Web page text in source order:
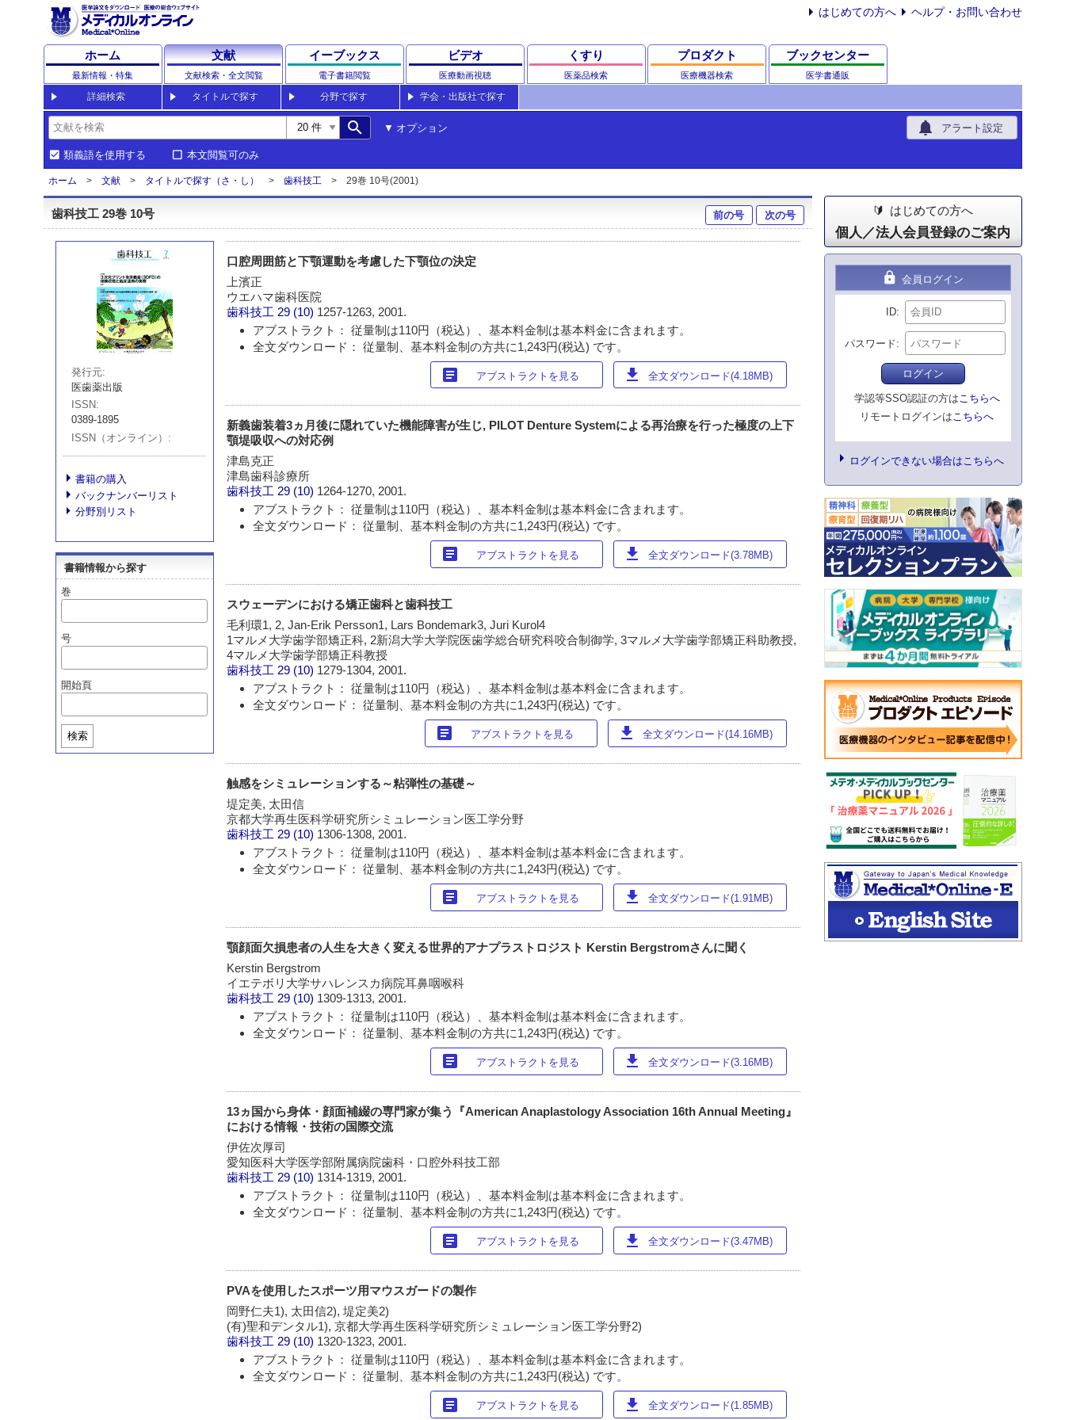
はじめての方へ ヘルプ・お問い合わせ
ホーム
最新情報・特集
文献
文献検索・全文閲覧
イーブックス
電子書籍閲覧
ビデオ
医療動画視聴
くすり
医薬品検索
プロダクト
医療機器検索
ブックセンター
医学書通販
詳細検索 タイトルで探す 分野で探す 学会・出版社で探す
search オプション notifications アラート設定
類義語を使用する 本文閲覧可のみ
ホーム 文献 タイトルで探す（さ・し） 歯科技工 29巻 10号(2001)
歯科技工 29巻 10号 前の号 次の号
発行元
医歯薬出版
ISSN
0389-1895
ISSN（オンライン）
書籍の購入
バックナンバーリスト
分野別リスト
書籍情報から探す
巻
号
開始頁
検索
口腔周囲筋と下顎運動を考慮した下顎位の決定
上濱正
ウエハマ歯科医院
歯科技工 29 (10) 1257-1263, 2001.
アブストラクト： 従量制は110円（税込）、基本料金制は基本料金に含まれます。
全文ダウンロード： 従量制、基本料金制の方共に1,243円(税込) です。
article アブストラクトを見る download 全文ダウンロード(4.18MB)
新義歯装着3ヵ月後に隠れていた機能障害が生じ, PILOT Denture Systemによる再治療を行った極度の上下
顎堤吸収への対応例
津島克正
津島歯科診療所
歯科技工 29 (10) 1264-1270, 2001.
アブストラクト： 従量制は110円（税込）、基本料金制は基本料金に含まれます。
全文ダウンロード： 従量制、基本料金制の方共に1,243円(税込) です。
article アブストラクトを見る download 全文ダウンロード(3.78MB)
スウェーデンにおける矯正歯科と歯科技工
毛利環1, 2, Jan-Erik Persson1, Lars Bondemark3, Juri Kurol4
1マルメ大学歯学部矯正科, 2新潟大学大学院医歯学総合研究科咬合制御学, 3マルメ大学歯学部矯正科助教授,
4マルメ大学歯学部矯正科教授
歯科技工 29 (10) 1279-1304, 2001.
アブストラクト： 従量制は110円（税込）、基本料金制は基本料金に含まれます。
全文ダウンロード： 従量制、基本料金制の方共に1,243円(税込) です。
article アブストラクトを見る download 全文ダウンロード(14.16MB)
触感をシミュレーションする～粘弾性の基礎～
堤定美, 太田信
京都大学再生医科学研究所シミュレーション医工学分野
歯科技工 29 (10) 1306-1308, 2001.
アブストラクト： 従量制は110円（税込）、基本料金制は基本料金に含まれます。
全文ダウンロード： 従量制、基本料金制の方共に1,243円(税込) です。
article アブストラクトを見る download 全文ダウンロード(1.91MB)
顎顔面欠損患者の人生を大きく変える世界的アナプラストロジスト Kerstin Bergstromさんに聞く
Kerstin Bergstrom
イエテボリ大学サハレンスカ病院耳鼻咽喉科
歯科技工 29 (10) 1309-1313, 2001.
アブストラクト： 従量制は110円（税込）、基本料金制は基本料金に含まれます。
全文ダウンロード： 従量制、基本料金制の方共に1,243円(税込) です。
article アブストラクトを見る download 全文ダウンロード(3.16MB)
13ヵ国から身体・顔面補綴の専門家が集う『American Anaplastology Association 16th Annual Meeting』
における情報・技術の国際交流
伊佐次厚司
愛知医科大学医学部附属病院歯科・口腔外科技工部
歯科技工 29 (10) 1314-1319, 2001.
アブストラクト： 従量制は110円（税込）、基本料金制は基本料金に含まれます。
全文ダウンロード： 従量制、基本料金制の方共に1,243円(税込) です。
article アブストラクトを見る download 全文ダウンロード(3.47MB)
PVAを使用したスポーツ用マウスガードの製作
岡野仁夫1), 太田信2), 堤定美2)
(有)聖和デンタル1), 京都大学再生医科学研究所シミュレーション医工学分野2)
歯科技工 29 (10) 1320-1323, 2001.
アブストラクト： 従量制は110円（税込）、基本料金制は基本料金に含まれます。
全文ダウンロード： 従量制、基本料金制の方共に1,243円(税込) です。
article アブストラクトを見る download 全文ダウンロード(1.85MB)
はじめての方へ
個人／法人会員登録のご案内
lock 会員ログイン
ID
パスワード
ログイン
学認等SSO認証の方はこちらへ
リモートログインはこちらへ
ログインできない場合はこちらへ